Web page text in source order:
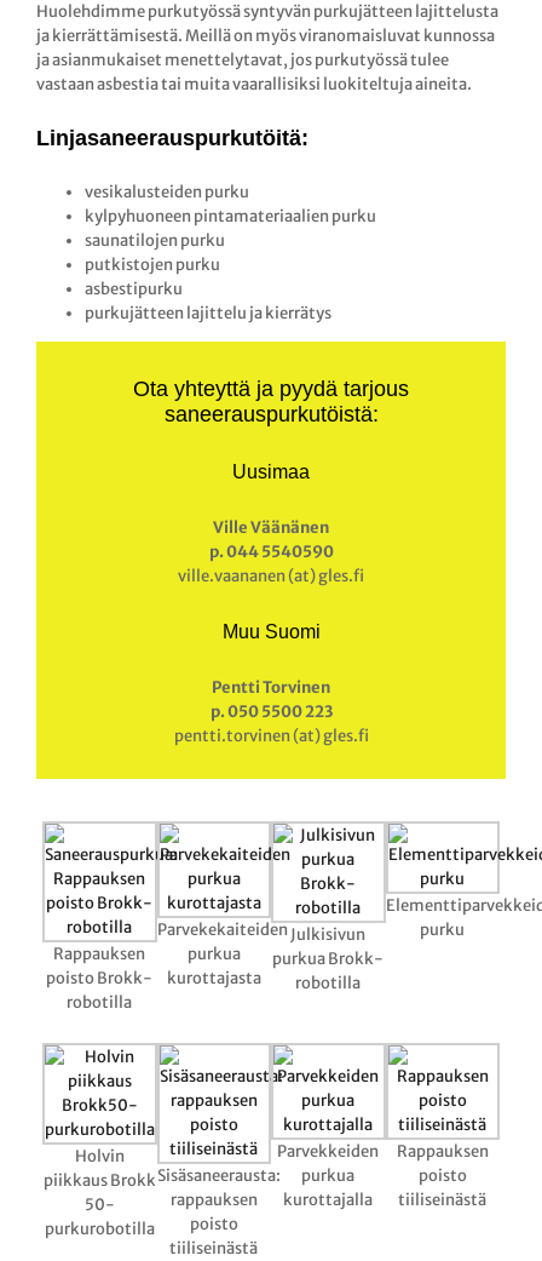
Huolehdimme purkutyössä syntyvän purkujätteen lajittelusta
ja kierrättämisestä. Meillä on myös viranomaisluvat kunnossa
ja asianmukaiset menettelytavat, jos purkutyössä tulee
vastaan asbestia tai muita vaarallisiksi luokiteltuja aineita.
Linjasaneerauspurkutöitä:
vesikalusteiden purku
kylpyhuoneen pintamateriaalien purku
saunatilojen purku
putkistojen purku
asbestipurku
purkujätteen lajittelu ja kierrätys
Ota yhteyttä ja pyydä tarjous
saneerauspurkutöistä:
Uusimaa
Ville Väänänen
p. 044 5540590
ville.vaananen (at) gles.fi
Muu Suomi
Pentti Torvinen
p. 050 5500 223
pentti.torvinen (at) gles.fi
Rappauksen
poisto Brokk-
robotilla
Parvekekaiteiden
purkua
kurottajasta
Julkisivun
purkua Brokk-
robotilla
purku
Holvin
piikkaus Brokk
50-
purkurobotilla
Sisäsaneerausta:
rappauksen
poisto
tiiliseinästä
Parvekkeiden
purkua
kurottajalla
Rappauksen
poisto
tiiliseinästä